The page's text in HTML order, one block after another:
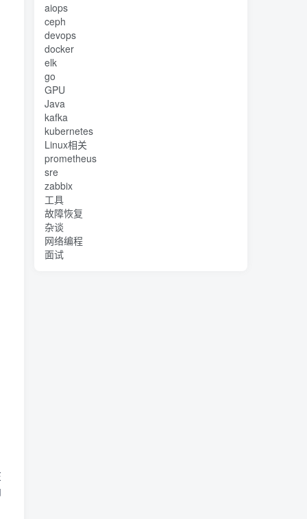
aiops
ceph
devops
docker
elk
go
GPU
Java
kafka
kubernetes
Linux相关
prometheus
sre
zabbix
工具
故障恢复
杂谈
网络编程
面试